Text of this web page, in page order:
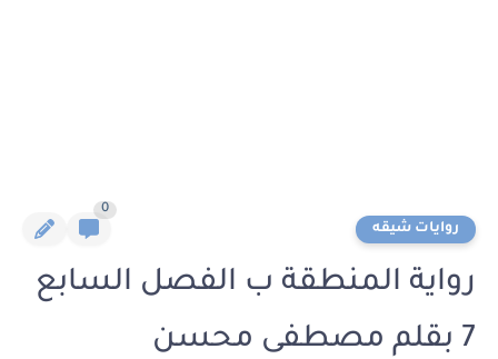
روايات شيقه
0
رواية المنطقة ب الفصل السابع
7 بقلم مصطفى محسن